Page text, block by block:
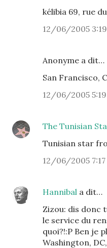
kélibia 69, rue
12/06/2005
Anonyme a dit…
San Francisco,
12/06/2005
The Tunisian
Tunisian star
12/06/2005 7:17
Hannibal a dit…
Zizou: dis donc
le service du
quoi?!:P Ben je
Washington,